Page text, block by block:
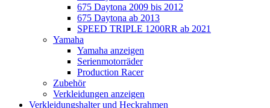
675 Daytona 2009 bis 2012
675 Daytona ab 2013
SPEED TRIPLE 1200RR ab 2021
Yamaha
Yamaha anzeigen
Serienmotorräder
Production Racer
Zubehör
Verkleidungen anzeigen
Verkleidungshalter und Heckrahmen